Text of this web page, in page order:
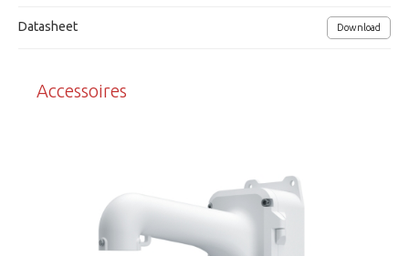
H.264/ H.265/ MJPEG compressie
incl. muurbeugel PR-WB-Z
Datasheet Download
Accessoires